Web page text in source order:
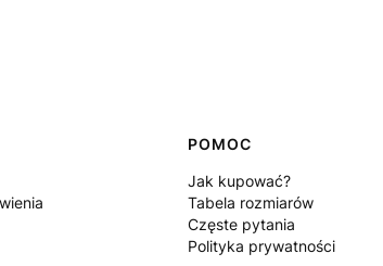
POMOC
Jak kupować?
Tabela rozmiarów
Częste pytania
Polityka prywatności